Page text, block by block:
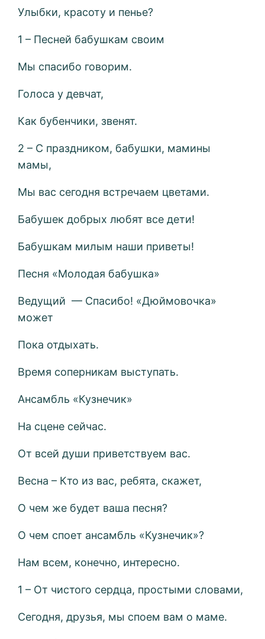
Улыбки, красоту и пенье?
1 – Песней бабушкам своим
Мы спасибо говорим.
Голоса у девчат,
Как бубенчики, звенят.
2 – С праздником, бабушки, мамины
мамы,
Мы вас сегодня встречаем цветами.
Бабушек добрых любят все дети!
Бабушкам милым наши приветы!
Песня «Молодая бабушка»
Ведущий — Спасибо! «Дюймовочка»
может
Пока отдыхать.
Время соперникам выступать.
Ансамбль «Кузнечик»
На сцене сейчас.
От всей души приветствуем вас.
Весна – Кто из вас, ребята, скажет,
О чем же будет ваша песня?
О чем споет ансамбль «Кузнечик»?
Нам всем, конечно, интересно.
1 – От чистого сердца, простыми словами,
Сегодня, друзья, мы споем вам о маме.